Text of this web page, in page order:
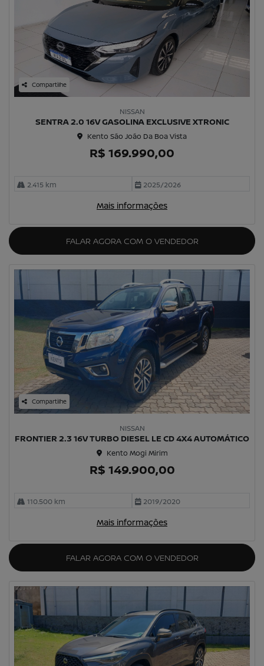
Compartilhe
NISSAN
SENTRA 2.0 16V GASOLINA EXCLUSIVE XTRONIC
Kento São João Da Boa Vista
R$ 169.990,00
2.415 km 2025/2026
Mais informações
FALAR AGORA COM O VENDEDOR
Compartilhe
NISSAN
FRONTIER 2.3 16V TURBO DIESEL LE CD 4X4 AUTOMÁTICO
Kento Mogi Mirim
R$ 149.900,00
110.500 km 2019/2020
Mais informações
FALAR AGORA COM O VENDEDOR